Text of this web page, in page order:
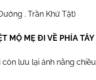
. Trần Khứ Tật)
MỘ MẸ ĐI VỀ PHÍA TÂY
còn lưu lại ánh nằng